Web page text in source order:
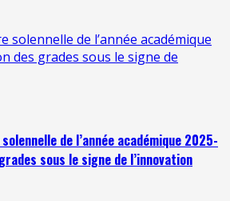
solennelle de l’année académique
des grades sous le signe de
de l’année académique 2025-
sous le signe de l’innovation